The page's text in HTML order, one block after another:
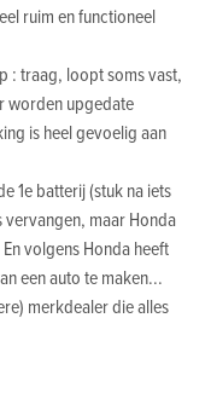
ruim en functioneel
: traag, loopt soms vast,
worden upgedate
is heel gevoelig aan
1e batterij (stuk na iets
maar Honda
volgens Honda heeft
een auto te maken...
merkdealer die alles